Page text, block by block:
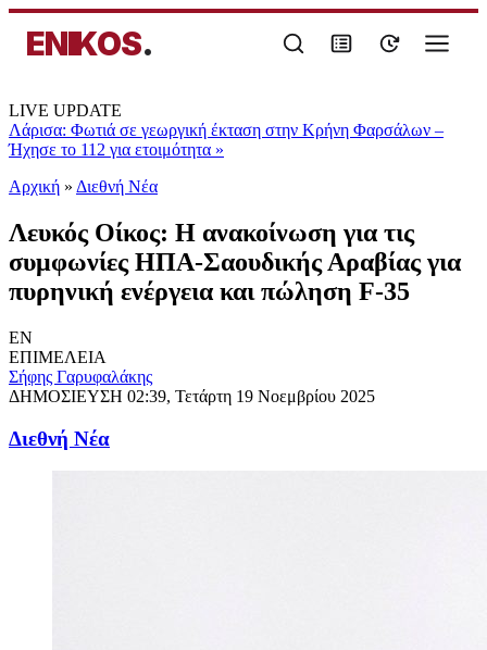
ENIKOS.
LIVE UPDATE
Λάρισα: Φωτιά σε γεωργική έκταση στην Κρήνη Φαρσάλων –
Ήχησε το 112 για ετοιμότητα »
Αρχική » Διεθνή Νέα
Λευκός Οίκος: Η ανακοίνωση για τις
συμφωνίες ΗΠΑ-Σαουδικής Αραβίας για
πυρηνική ενέργεια και πώληση F-35
EN
ΕΠΙΜΕΛΕΙΑ
Σήφης Γαρυφαλάκης
ΔΗΜΟΣΙΕΥΣΗ 02:39, Τετάρτη 19 Νοεμβρίου 2025
Διεθνή Νέα